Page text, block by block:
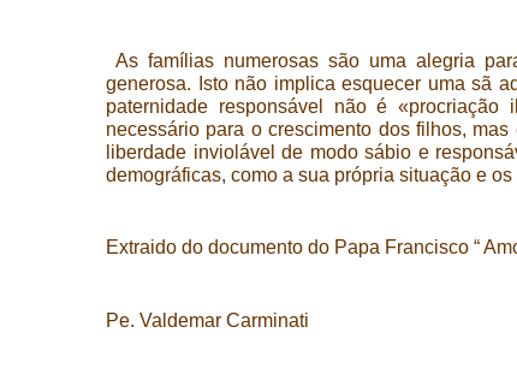
As famílias numerosas são uma alegria
generosa. Isto não implica esquecer uma sã
paternidade responsável não é
necessário para o crescimento dos filhos,
liberdade inviolável de modo sábio e
demográficas, como a sua própria situação e
Extraido do documento do Papa Francisco “
Pe. Valdemar Carminati